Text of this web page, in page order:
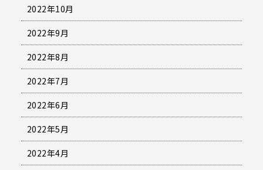
2022年10月
2022年9月
2022年8月
2022年7月
2022年6月
2022年5月
2022年4月